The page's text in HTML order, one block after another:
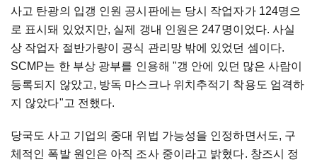
사고 탄광의 입갱 인원 공시판에는 당시 작업자가 124명으
로 표시돼 있었지만, 실제 갱내 인원은 247명이었다. 사실
상 작업자 절반가량이 공식 관리망 밖에 있었던 셈이다.
SCMP는 한 부상 광부를 인용해 "갱 안에 있던 많은 사람이
등록되지 않았고, 방독 마스크나 위치추적기 착용도 엄격하
지 않았다"고 전했다.
당국도 사고 기업의 중대 위법 가능성을 인정하면서도, 구
체적인 폭발 원인은 아직 조사 중이라고 밝혔다. 창즈시 정